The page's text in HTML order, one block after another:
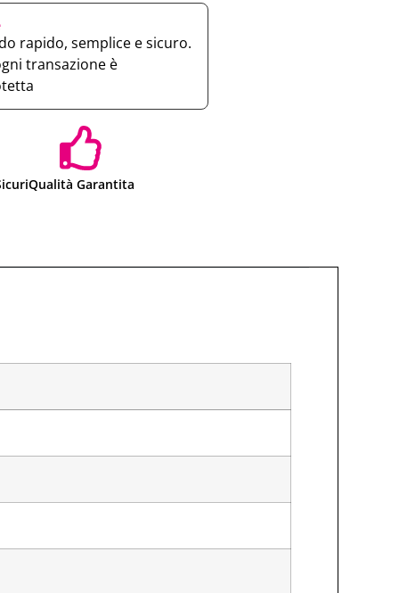
rapido, semplice e sicuro.
transazione è
Qualità Garantita